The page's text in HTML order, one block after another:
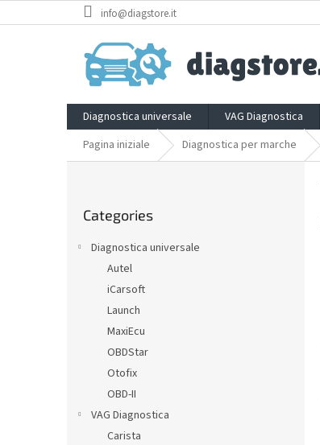
to
info@diagstore.it
Diagnostica universale VAG Diagnostica
Pagina iniziale
Diagnostica per marche
categories
Categories
Diagnostica universale
Autel
iCarsoft
Launch
MaxiEcu
OBDStar
Otofix
OBD-II
VAG Diagnostica
Carista